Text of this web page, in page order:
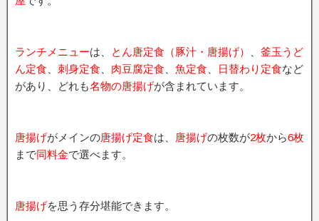
ランチメニューは、 とん唐定食（豚汁・唐揚げ）
釜玉うど
ん定食
刺身定食 肉豆腐定食 魚定食 日替わり定食など
があり、どれも名物の唐揚げが含まれています。
唐揚げがメインの唐揚げ定食は、 唐揚げの枚数が2枚から6枚
まで同料金で選べます。
唐揚げを思う存分堪能できます。